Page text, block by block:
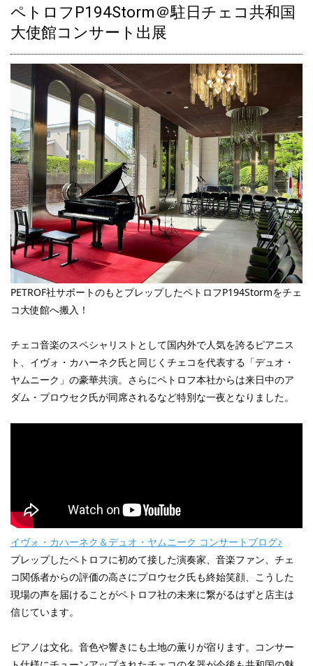
ペトロフP173Breeze Chippendaleマホガニー艶出モデル、ご注文
をいただきました♪
2021.09.10
ペトロフP173Breeze Demichippendaleマホガニー艶出モデル、プ
レップアップ完了しました♪
2021.08.26
ペトロフP118D1マホガニー艶出モデル、ご注文をいただきました
♪
2021.08.22
ペトロフP173Breeze Demichippendaleマホガニー艶出モデル、入
荷しました♪
2021.08.09
ペトロフP118D1マホガニー艶出モデル、ご注文をいただきました
♪
ペトロフP118D1マホガニー艶出モデル、入荷しました♪
2021.07.29
ペトロフP118P1ウォルナット艶出モデル、入荷しました♪
2021.07.29
♪
2021.07.29
【ご注文品】ペトロフP118P1ウォルナット艶消モデル、入荷しま
した♪
2021.07.11
ペトロフP118D1ウォルナット艶消モデル、ご注文をいただきまし
た♪
【ご注文品】ペトロフP210Pasat黒色艶出モデル、入荷しました♪
ペトロフP194Storm＠駐日チェコ共和国
大使館コンサート出展
PETROF社サポートのもとプレップしたペトロフP194Stormをチェ
コ大使館へ搬入！
チェコ音楽のスペシャリストとして国内外で人気を誇るピアニス
ト、イヴォ・カハーネク氏と同じくチェコを代表する「デュオ・
ヤムニーク」の豪華共演。さらにペトロフ本社からは来日中のア
ダム・プロウセク氏が同席されるなど特別な一夜となりました。
イヴォ・カハーネク＆デュオ・ヤムニーク コンサートブログ♪
プレップしたペトロフに初めて接した演奏家、音楽ファン、チェ
コ関係者からの評価の高さにプロウセク氏も終始笑顔、こうした
現場の声を届けることがペトロフ社の未来に繋がるはずと店主は
信じています。
ピアノは文化。音色や響きにも土地の薫りが宿ります。コンサー